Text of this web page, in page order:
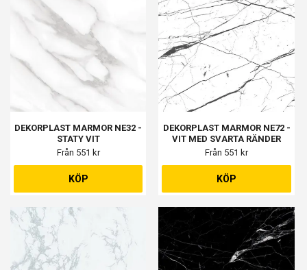
DEKORPLAST MARMOR NE32 -
STATY VIT
Från 551 kr
KÖP
DEKORPLAST MARMOR NE72 -
VIT MED SVARTA RÄNDER
Från 551 kr
KÖP